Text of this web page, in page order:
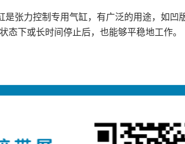
订阅电邮
国际
览会
张力控制专用气缸，有广泛的用途，如
下或长时间停止后，也能够平稳地工作。